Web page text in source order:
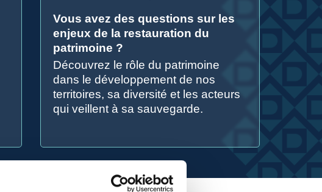
Vous avez des questions sur les
enjeux de la restauration du
patrimoine ?
Découvrez le rôle du patrimoine
dans le développement de nos
territoires, sa diversité et les acteurs
qui veillent à sa sauvegarde.